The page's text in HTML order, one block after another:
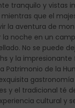
tranquilo y vistas
que el
la aventura de
la noche en un
No se puede
y la
Patrimonio de la
y el tradicional té
cultural y